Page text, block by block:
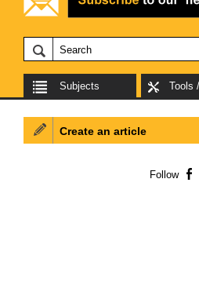
Subjects Tools
Create an article
Follow